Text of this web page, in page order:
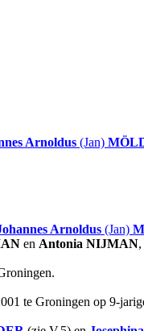
Arnoldus (Jan)
Arnoldus (Jan)
en Antonia NIJMAN,
te Groningen op 9-